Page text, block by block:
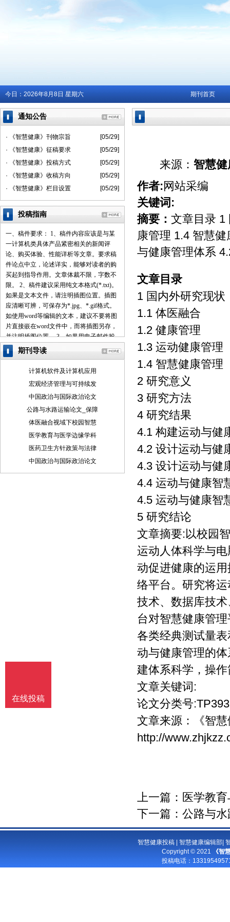
今日： 2026年8月8日 星期六 期刊首页
通知公告
· 《智慧健康》刊物宗旨
[05/29]
· 《智慧健康》征稿要求
[05/29]
· 《智慧健康》投稿方式
[05/29]
· 《智慧健康》收稿方向
[05/29]
· 《智慧健康》栏目设置
[05/29]
投稿指南
一、稿件要求： 1、稿件内容应该是与某
一计算机类具体产品紧密相关的新闻评
论、购买体验、性能详析等文章。要求稿
件论点中立，论述详实，能够对读者的购
买起到指导作用。文章体裁不限，字数不
限。 2、稿件建议采用纯文本格式(*.txt)。
如果是文本文件，请注明插图位置。插图
应清晰可辨，可保存为*.jpg、*.gif格式。
如使用word等编辑的文本，建议不要将图
片直接嵌在word文件中，而将插图另存，
并注明插图位置。 3、如果用电子邮件投
稿，最好压缩后发送。 4、请使用中文的
标点符号。例如句号为。而不是.。 5、来
稿请注明作者署名(真实姓名、笔名)、详
等，以便联系。 6、我们保留对稿件的增
删权。 7、我们对有一稿多投、剽窃或抄
袭行为者，将保留追究由此引起的法律、
经济责任的权利。 二、投稿方式： 1、 请
稿件，请注明出处并附带原文。 3、 请按
稿件内容投递到相关编辑信箱 三、稿件著
作权： 1、 投稿人保证其向我方所投之作
期刊导读
计算机软件及计算机应用
宏观经济管理与可持续发
中国政治与国际政治论文
公路与水路运输论文_保障
体医融合视域下校园智慧
医学教育与医学边缘学科
医药卫生方针政策与法律
中国政治与国际政治论文
来源： 智慧健
作者:网站采编
关键词:
摘要： 文章目录 1
康管理 1.4 智慧
与健康管理体系
文章目录
1 国内外研究现状
1.1 体医融合
1.2 健康管理
1.3 运动健康管理
1.4 智慧健康管理
2 研究意义
3 研究方法
4 研究结果
4.1 构建运动与健
4.2 设计运动与健
4.3 设计运动与健
4.4 运动与健康智
4.5 运动与健康智
5 研究结论
文章摘要:以校园
运动人体科学与
动促进健康的运
络平台。研究将
技术、数据库技
台对智慧健康管
各类经典测试量
动与健康管理的
建体系科学，操
文章关键词:
论文分类号
文章来源：
《智
http://
上一篇： 医学教
下一篇： 公路与
智慧健康投稿| 智慧健康编辑部|
Copyright © 2021
《智
投稿电话：
在线投稿